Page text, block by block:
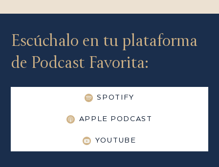
Escúchalo en tu plataforma
de Podcast Favorita:
SPOTIFY
APPLE PODCAST
YOUTUBE